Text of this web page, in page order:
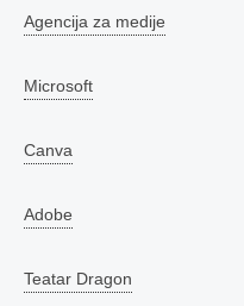
Agencija za medije
Microsoft
Canva
Adobe
Teatar Dragon